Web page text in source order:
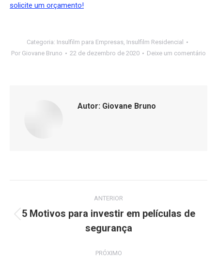
solicite um orçamento!
Categoria: Insulfilm para Empresas, Insulfilm Residencial
Por Giovane Bruno 22 de dezembro de 2020 Deixe um comentário
Autor: Giovane Bruno
de
ANTERIOR
Post
anterior:
5 Motivos para investir em películas de
segurança
PRÓXIMO